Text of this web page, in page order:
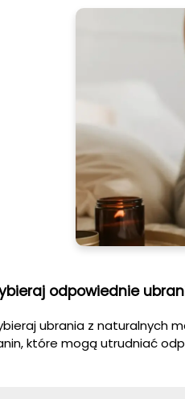
odpowiednie
ubrania z naturalnych
które mogą utrudniać